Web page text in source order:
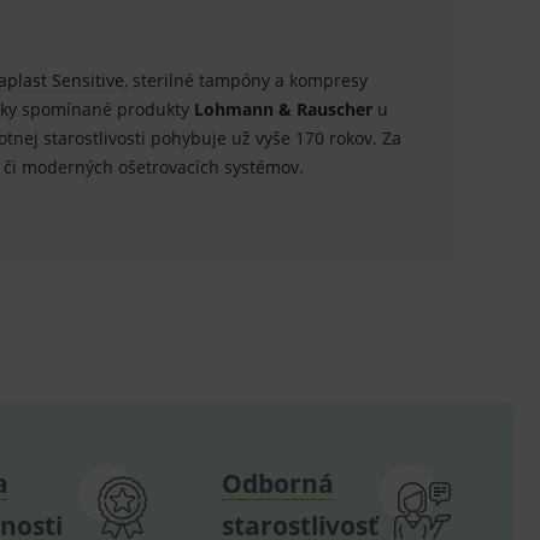
Sensitive, sterilné tampóny a kompresy
spomínané produkty Lohmann & Rauscher u
starostlivosti pohybuje už vyše 170 rokov. Za
moderných ošetrovacích systémov.
Odborná
starostlivosť
aby banner cookie
analytics.
zobrazení
předvoleb pro
webu používá